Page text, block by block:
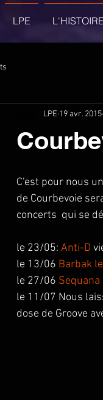
LPE
LPE 19 avr. 2015
C'est pour nous
de Courbevoie
concerts  qui se
le 23/05: Anti-D
le 13/06 Barbak
le 27/06 Sequana
le 11/07 Nous
dose de Groove